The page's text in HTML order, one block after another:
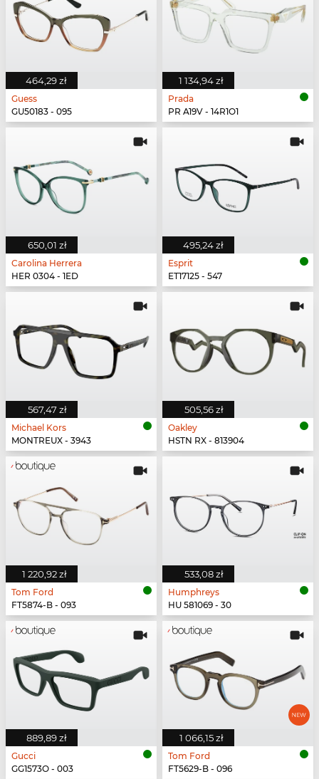
464,29 zł
Guess
GU50183 - 095
1 134,94 zł
Prada
PR A19V - 14R1O1
650,01 zł
Carolina Herrera
HER 0304 - 1ED
495,24 zł
Esprit
ET17125 - 547
567,47 zł
Michael Kors
MONTREUX - 3943
505,56 zł
Oakley
HSTN RX - 813904
1 220,92 zł
Tom Ford
FT5874-B - 093
533,08 zł
Humphreys
HU 581069 - 30
889,89 zł
Gucci
GG1573O - 003
1 066,15 zł
Tom Ford
FT5629-B - 096